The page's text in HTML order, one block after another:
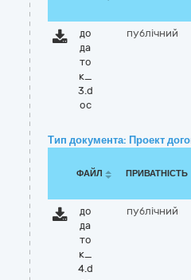
до
да
то
к_
3.d
oc
публічний
Тип документа: Проект
ФАЙЛ ПРИВАТНІСТЬ
до
да
то
к_
4.d
публічний